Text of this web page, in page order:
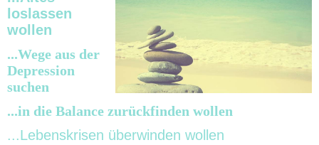
loslassen
wollen
...Wege aus der
Depression
suchen
...in die Balance zurückfinden wollen
...Lebenskrisen überwinden wollen